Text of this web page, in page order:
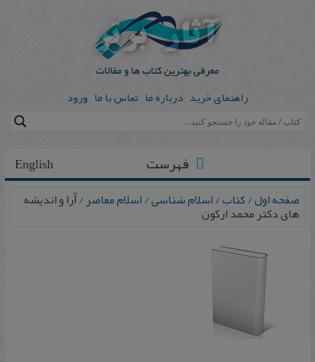
راهنمای خرید درباره ما تماس با ما ورود
English فهرست
صفحه اول/کتاب/اسلام شناسی/اسلام معاصر/ ﺁرا و اندیشه
های دکتر محمد ارکون